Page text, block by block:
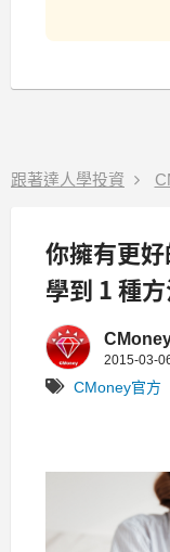
跟著達人學投資
你擁有更
學到 1 種
2015-03-
CMoney官方